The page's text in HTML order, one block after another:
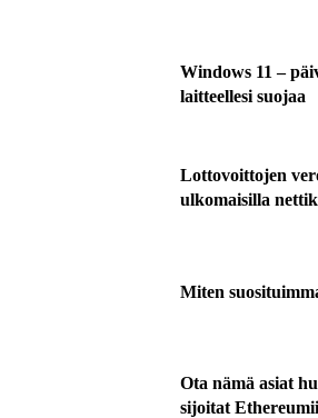
Windows 11 –
laitteellesi suojaa
Lottovoittojen
ulkomaisilla
Miten
Ota nämä asiat
sijoitat